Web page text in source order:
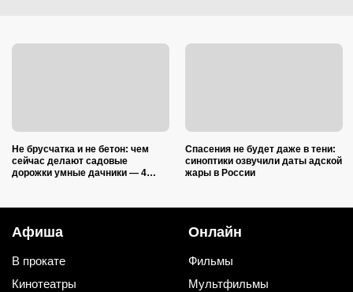
Не брусчатка и не бетон: чем
сейчас делают садовые
дорожки умные дачники — 4
Спасения не будет даже в тени:
синоптики озвучили даты адской
жары в России
Афиша
В прокате
Кинотеатры
Онлайн
Фильмы
Мультфильмы